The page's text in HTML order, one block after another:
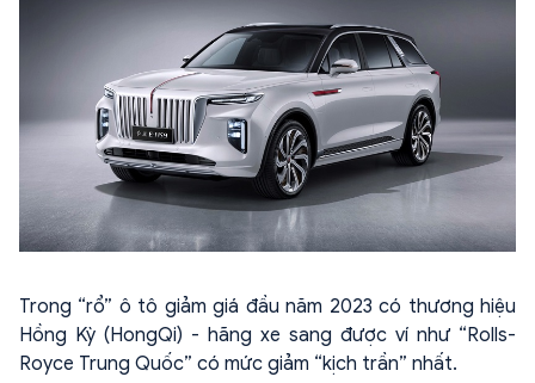
Trong “rổ” ô tô giảm giá đầu năm 2023 có thương hiệu
Hồng Kỳ (HongQi) - hãng xe sang được ví như “Rolls-
Royce Trung Quốc” có mức giảm “kịch trần” nhất.